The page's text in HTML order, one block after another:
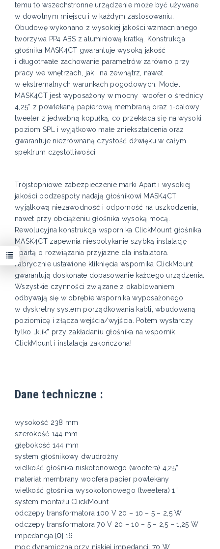
temu to wszechstronne urządzenie może być używane
w dowolnym miejscu i w każdym zastosowaniu.
Obudowę wykonano z wysokiej jakości wzmacnianego
tworzywa PP4 ABS z aluminiową kratką. Konstrukcja
głośnika MASK4CT gwarantuje wysoką jakość
i długotrwałe zachowanie parametrów zarówno przy
pracy we wnętrzach, jak i na zewnątrz, nawet
w ekstremalnych warunkach pogodowych. Model
MASK4CT jest wyposażony w mocny woofer o średnicy
4,25” z powlekaną papierową membraną oraz 1-calowy
tweeter z jedwabną kopułką, co przekłada się na wysoki
poziom SPL i wyjątkowo małe zniekształcenia oraz
gwarantuje niezrównaną czystość dźwięku w całym
spektrum częstotliwości.
Trójstopniowe zabezpieczenie marki Apart i wysokiej
jakości podzespoły nadają głośnikowi MASK4CT
wyjątkową niezawodność i odporność na uszkodzenia,
nawet przy obciążeniu głośnika wysoką mocą.
Rewolucyjna konstrukcja wspornika ClickMount głośnika
MASK4CT zapewnia niespotykanie szybką instalację
opartą o rozwiązania przyjazne dla instalatora.
Fabrycznie ustawione kliknięcia wspornika ClickMount
gwarantują doskonałe dopasowanie każdego urządzenia.
Wszystkie czynności związane z okablowaniem
odbywają się w obrębie wspornika wyposażonego
w dyskretny system porządkowania kabli, wbudowaną
poziomicę i złącza wejścia/wyjścia. Potem wystarczy
tylko „klik” przy zakładaniu głośnika na wspornik
ClickMount i instalacja zakończona!
Dane techniczne :
wysokość 238 mm
szerokość 144 mm
głębokość 144 mm
system głośnikowy dwudrożny
wielkość głośnika niskotonowego (woofera) 4,25”
materiał membrany woofera papier powlekany
wielkość głośnika wysokotonowego (tweetera) 1”
system montażu ClickMount
odczepy transformatora 100 V 20 – 10 – 5 – 2,5 W
odczepy transformatora 70 V 20 – 10 – 5 – 2,5 – 1,25 W
impedancja [Ω] 16
moc dynamiczna przy niskiej impedancji 70 W